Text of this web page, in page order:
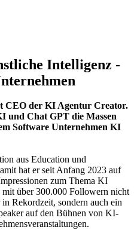
Intelligenz -
CEO der KI Agentur Creator.
und Chat GPT die Massen
Software Unternehmen KI
aus Education und
hat er seit Anfang 2023 auf
zum Thema KI
über 300.000 Followern nicht
Rekordzeit, sondern auch ein
auf den Bühnen von KI-